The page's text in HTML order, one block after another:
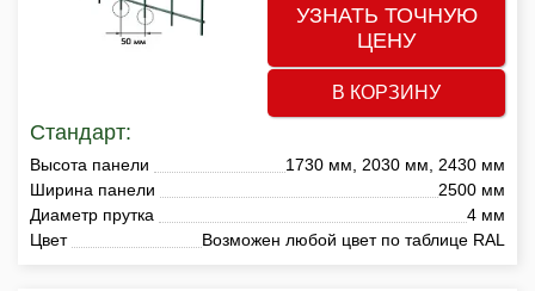
УЗНАТЬ ТОЧНУЮ
ЦЕНУ
В КОРЗИНУ
Стандарт:
Высота панели
1730 мм, 2030 мм, 2430 мм
Ширина панели
2500 мм
Диаметр прутка
4 мм
Цвет
Возможен любой цвет по таблице RAL